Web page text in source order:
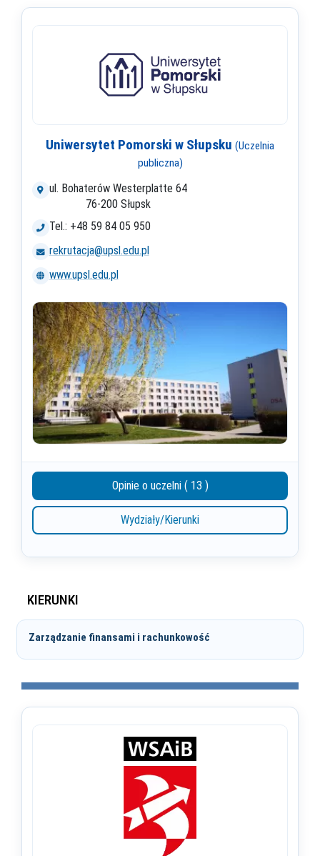
Uniwersytet Pomorski w Słupsku (Uczelnia
publiczna)
ul. Bohaterów Westerplatte 64
76-200 Słupsk
Tel.: +48 59 84 05 950
rekrutacja@upsl.edu.pl
www.upsl.edu.pl
Opinie o uczelni ( 13 )
Wydziały/Kierunki
KIERUNKI
Zarządzanie finansami i rachunkowość